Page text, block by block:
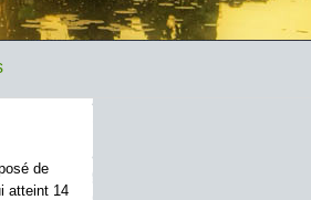
de
atteint 14